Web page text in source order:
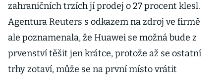
zahraničních trzích jí prodej o 27 procent klesl.
Agentura Reuters s odkazem na zdroj ve firmě
ale poznamenala, že Huawei se možná bude z
prvenství těšit jen krátce, protože až se ostatní
trhy zotaví, může se na první místo vrátit